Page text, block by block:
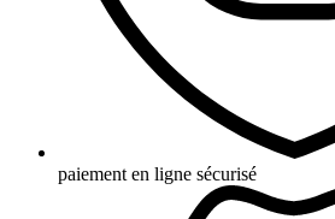
paiement en ligne sécurisé